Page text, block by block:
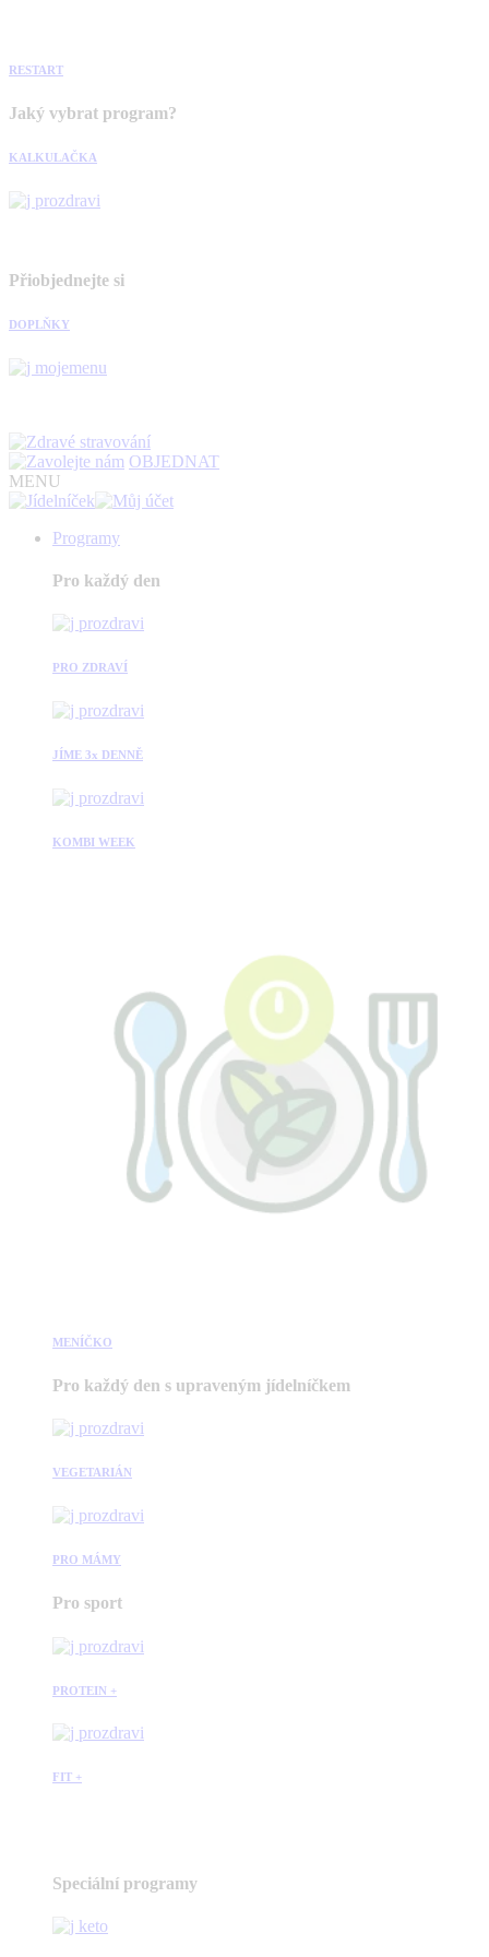
RESTART
Jaký vybrat program?
KALKULAČKA
Přiobjednejte si
DOPLŇKY
OBJEDNAT
MENU
Programy
Pro každý den
PRO ZDRAVÍ
JÍME 3x DENNĚ
KOMBI WEEK
MENÍČKO
Pro každý den s upraveným jídelníčkem
VEGETARIÁN
PRO MÁMY
Pro sport
PROTEIN +
FIT +
Speciální programy